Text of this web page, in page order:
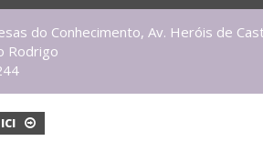
do Conhecimento, Av. Heróis de
Rodrigo